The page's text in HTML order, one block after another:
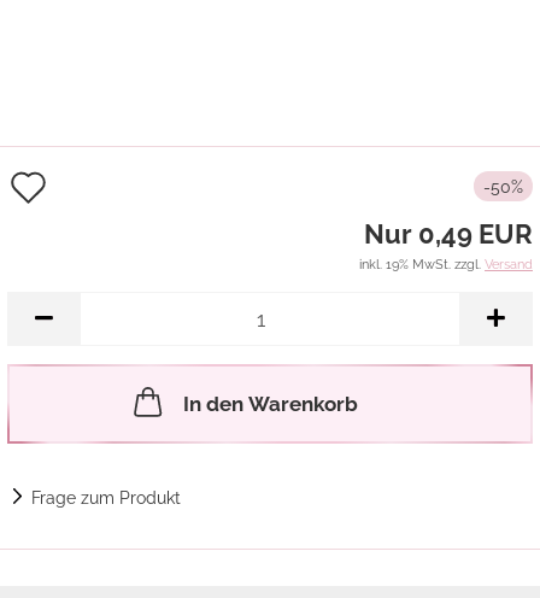
-50%
Nur 0,49 EUR
inkl. 19% MwSt. zzgl. Versand
In den Warenkorb
Frage zum Produkt